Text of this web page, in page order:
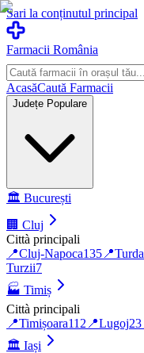
Sari la conținutul principal
Farmacii România
AcasăCaută Farmacii
Județe Populare
🏛️ București
🏢 Cluj
Città principali
📍Cluj-Napoca135 📍Turda
Turzii7
🏭 Timiș
Città principali
📍Timișoara112 📍Lugoj23
🏛️ Iași